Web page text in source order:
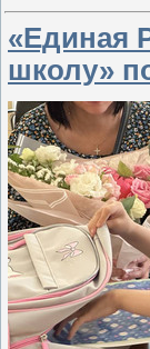
«Единая
школу»